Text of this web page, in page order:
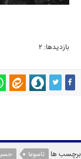
بازدیدها: 2
برچسب ها تاسوعا